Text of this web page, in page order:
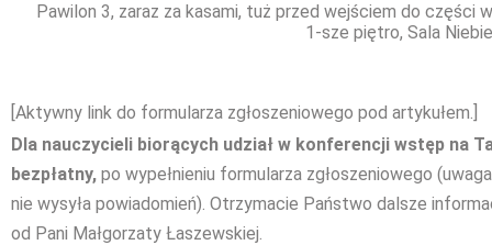
Pawilon 3, zaraz za kasami, tuż przed wejściem do części
1-sze piętro, Sala
[Aktywny link do formularza zgłoszeniowego pod artykułem.]
Dla nauczycieli biorących udział w konferencji wstęp na
bezpłatny, po wypełnieniu formularza zgłoszeniowego
nie wysyła powiadomień). Otrzymacie Państwo dalsze
od Pani Małgorzaty Łaszewskiej.